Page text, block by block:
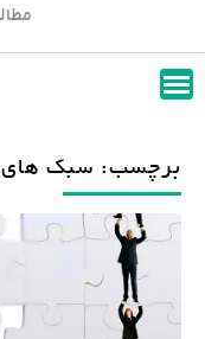
n
برچسب: سبک های